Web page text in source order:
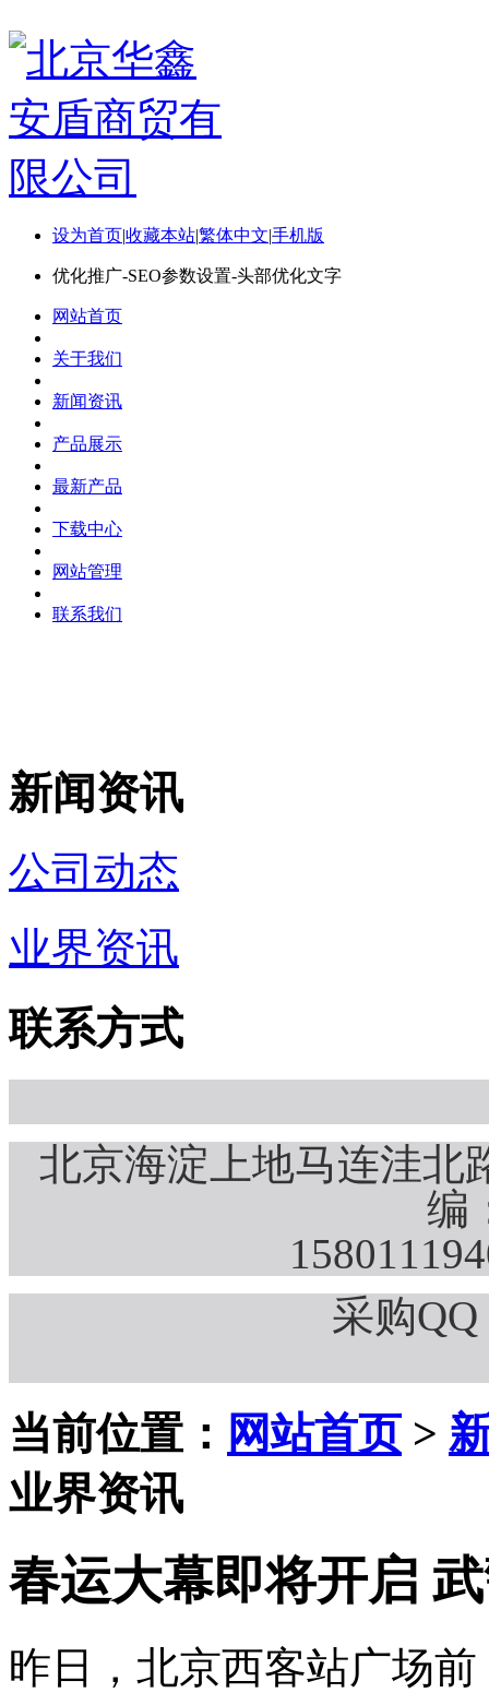
设为首页|收藏本站|繁体中文|手机版
优化推广-SEO参数设置-头部优化文字
网站首页
关于我们
新闻资讯
产品展示
最新产品
下载中心
网站管理
联系我们
新闻资讯
公司动态
业界资讯
联系方式
北京海淀上地马连洼北
编
采购QQ
当前位置： 网站首页>
业界资讯
春运大幕即将开启
昨日，北京西客站广场